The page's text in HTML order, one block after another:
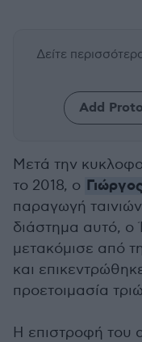
Δείτε
Add
Μετά την
το 2018, ο
παραγωγή
διάστημα αυτό, ο
μετακόμισε από
και
προετοιμασία
Η επιστροφή του